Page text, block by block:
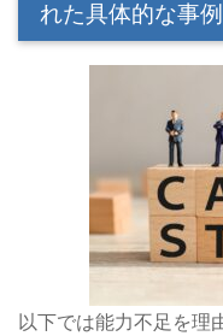
れた具体的な事例
以下では能力不足を理